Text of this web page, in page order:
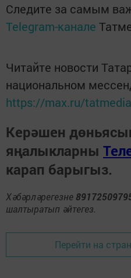
Следите за самым
Telegram-канале
Читайте новости
национальном
https://max.ru/tatmedia
Керәшен
яңалыкларны
карап барыгыз.
Хәбәрләрегезне
шалтыратып әйтегез.
Перейти на